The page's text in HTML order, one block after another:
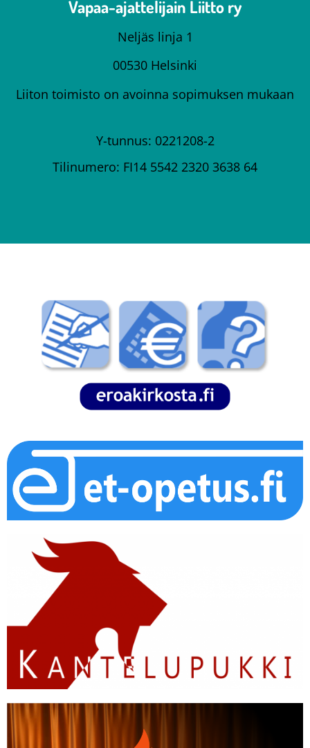
Vapaa-ajattelijain Liitto ry
Neljäs linja 1
00530 Helsinki
Liiton toimisto on avoinna sopimuksen mukaan
Y-tunnus: 0221208-2
Tilinumero: FI14 5542 2320 3638 64